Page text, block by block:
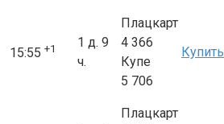
15:55 +1
1 д. 9
ч.
Плацкарт
4 366
Купе
5 706
Купить
Плацкарт